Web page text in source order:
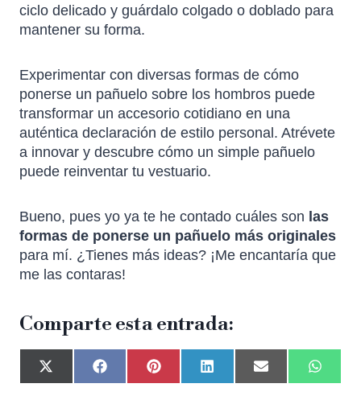
ciclo delicado y guárdalo colgado o doblado para
mantener su forma.
Experimentar con diversas formas de cómo
ponerse un pañuelo sobre los hombros puede
transformar un accesorio cotidiano en una
auténtica declaración de estilo personal. Atrévete
a innovar y descubre cómo un simple pañuelo
puede reinventar tu vestuario.
Bueno, pues yo ya te he contado cuáles son las
formas de ponerse un pañuelo más originales
para mí. ¿Tienes más ideas? ¡Me encantaría que
me las contaras!
Comparte esta entrada: